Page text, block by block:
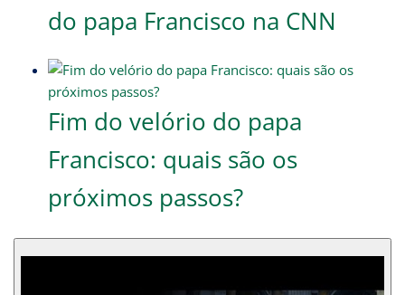
do papa Francisco na CNN
Fim do velório do papa
Francisco: quais são os
próximos passos?